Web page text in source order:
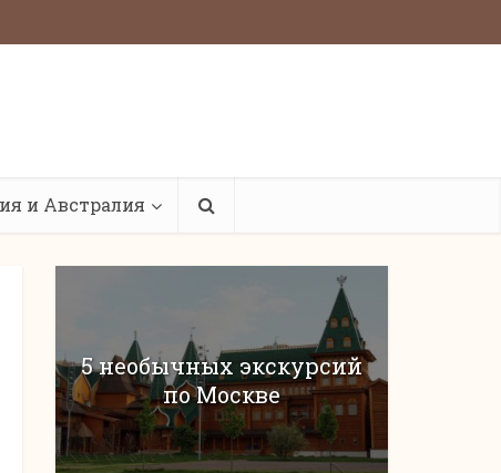
и Австралия
5 необычных экскурсий
по Москве